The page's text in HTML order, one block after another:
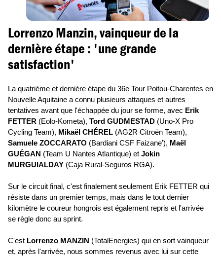
Lorrenzo Manzin, vainqueur de la
dernière étape : 'une grande
satisfaction'
La quatrième et dernière étape du 36e Tour Poitou-Charentes en
Nouvelle Aquitaine a connu plusieurs attaques et autres
tentatives avant que l'échappée du jour se forme, avec Erik
FETTER (Eolo-Kometa), Tord GUDMESTAD (Uno-X Pro
Cycling Team), Mikaël CHÉREL (AG2R Citroën Team),
Samuele ZOCCARATO (Bardiani CSF Faizane'), Maël
GUÉGAN (Team U Nantes Atlantique) et Jokin
MURGUIALDAY (Caja Rural-Seguros RGA).
Sur le circuit final, c'est finalement seulement Erik FETTER qui
résiste dans un premier temps, mais dans le tout dernier
kilomètre le coureur hongrois est également repris et l'arrivée
se règle donc au sprint.
C'est Lorrenzo MANZIN (TotalEnergies) qui en sort vainqueur
et, après l'arrivée, nous sommes revenus avec lui sur cette